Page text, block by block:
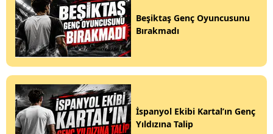
Beşiktaş Genç Oyuncusunu
Bırakmadı
İspanyol Ekibi Kartal’ın Genç
Yıldızına Talip